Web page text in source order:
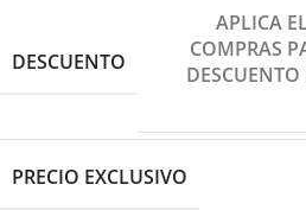
DESCUENTO
APLICA
COMPRAS
PRECIO EXCLUSIVO